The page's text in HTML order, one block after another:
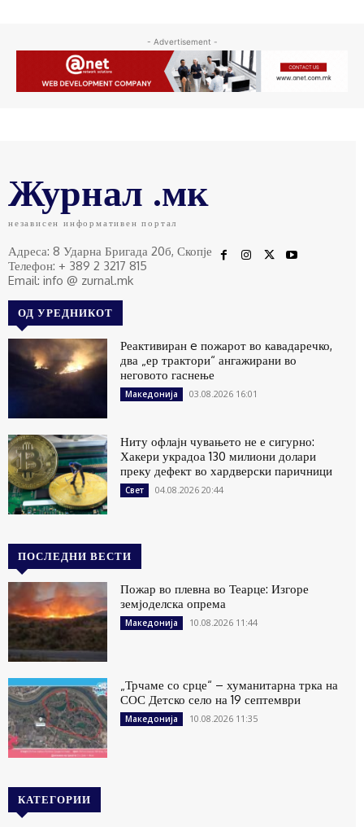
- Advertisement -
Журнал .мк
независен информативен портал
Адреса: 8 Ударна Бригада 20б, Скопје
Телефон: + 389 2 3217 815
Email: info @ zurnal.mk
ОД УРЕДНИКОТ
Реактивиран e пожарот во кавадаречко,
два „ер трактори“ ангажирани во
неговото гаснење
Македонија 03.08.2026 16:01
Ниту офлајн чувањето не е сигурно:
Хакери украдоа 130 милиони долари
преку дефект во хардверски паричници
Свет 04.08.2026 20:44
ПОСЛЕДНИ ВЕСТИ
Пожар во плевна во Теарце: Изгоре
земјоделска опрема
Македонија 10.08.2026 11:44
„Трчаме со срце“ – хуманитарна трка на
СОС Детско село на 19 септември
Македонија 10.08.2026 11:35
КАТЕГОРИИ